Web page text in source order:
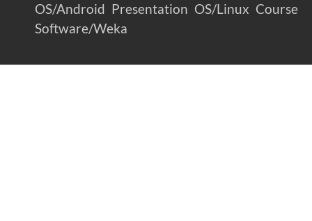
OS/Android Presentation OS/Linux Course
Software/Weka